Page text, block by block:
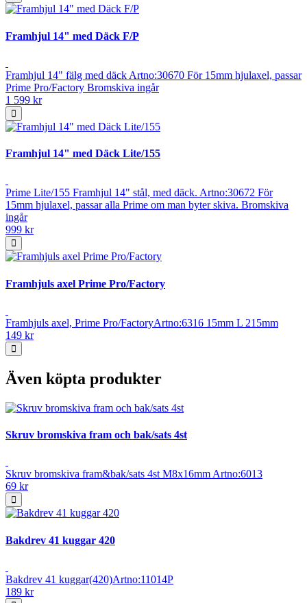
Framhjul 14" med Däck F/P
Framhjul 14" fälg med däck Artno:30670 För 15mm hjulaxel, passar
Prime Pro/Factory Bromskiva ingår
1 599 kr
Framhjul 14" med Däck Lite/155
Prime Lite/155 Framhjul 14" stål, med däck. Artno:30672 För
15mm hjulaxel, passar alla Prime om man byter skiva. Bromskiva
ingår
999 kr
Framhjuls axel Prime Pro/Factory
Framhjuls axel, Prime Pro/FactoryArtno:6316 15mm L 215mm
149 kr
Även köpta produkter
Skruv bromskiva fram och bak/sats 4st
Skruv bromskiva fram&bak/sats 4st M8x16mm Artno:6013
69 kr
Bakdrev 41 kuggar 420
Bakdrev 41 kuggar(420)Artno:11014P
189 kr